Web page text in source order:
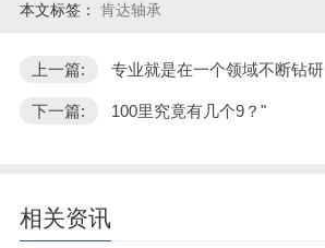
本文标签： 肯达轴承
上一篇: 专业就是在一个领域不断钻研
下一篇: 100里究竟有几个9？"
相关资讯